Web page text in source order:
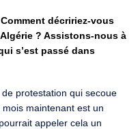
décririez-vous
? Assistons-nous à
s’est passé dans
protestation qui secoue
maintenant est un
appeler cela un